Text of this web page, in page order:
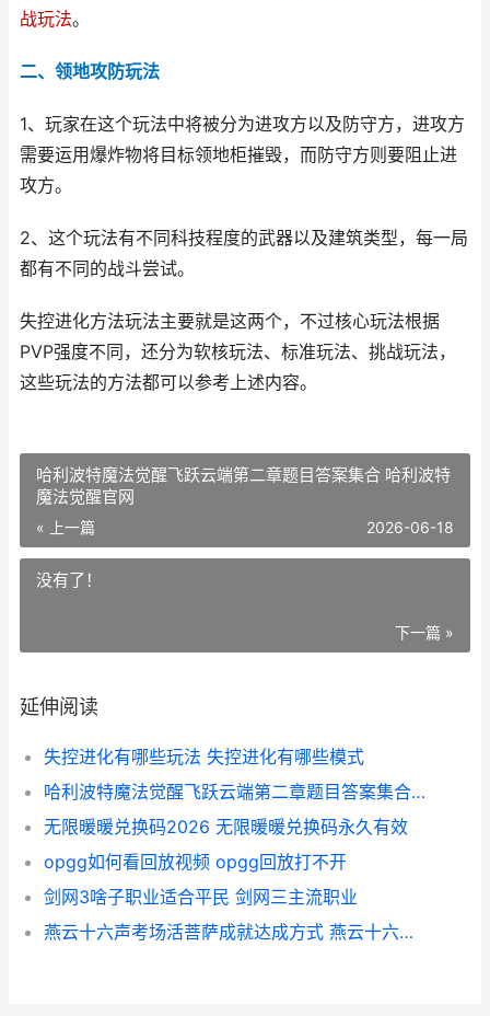
战玩法。
二、领地攻防玩法
1、玩家在这个玩法中将被分为进攻方以及防守方，进攻方
需要运用爆炸物将目标领地柜摧毁，而防守方则要阻止进
攻方。
2、这个玩法有不同科技程度的武器以及建筑类型，每一局
都有不同的战斗尝试。
失控进化方法玩法主要就是这两个，不过核心玩法根据
PVP强度不同，还分为软核玩法、标准玩法、挑战玩法，
这些玩法的方法都可以参考上述内容。
哈利波特魔法觉醒飞跃云端第二章题目答案集合 哈利波特
魔法觉醒官网
« 上一篇 2026-06-18
没有了！
下一篇 »
延伸阅读
失控进化有哪些玩法 失控进化有哪些模式
哈利波特魔法觉醒飞跃云端第二章题目答案集合 哈利波特魔法觉醒官网
无限暖暖兑换码2026 无限暖暖兑换码永久有效
opgg如何看回放视频 opgg回放打不开
剑网3啥子职业适合平民 剑网三主流职业
燕云十六声考场活菩萨成就达成方式 燕云十六州读音